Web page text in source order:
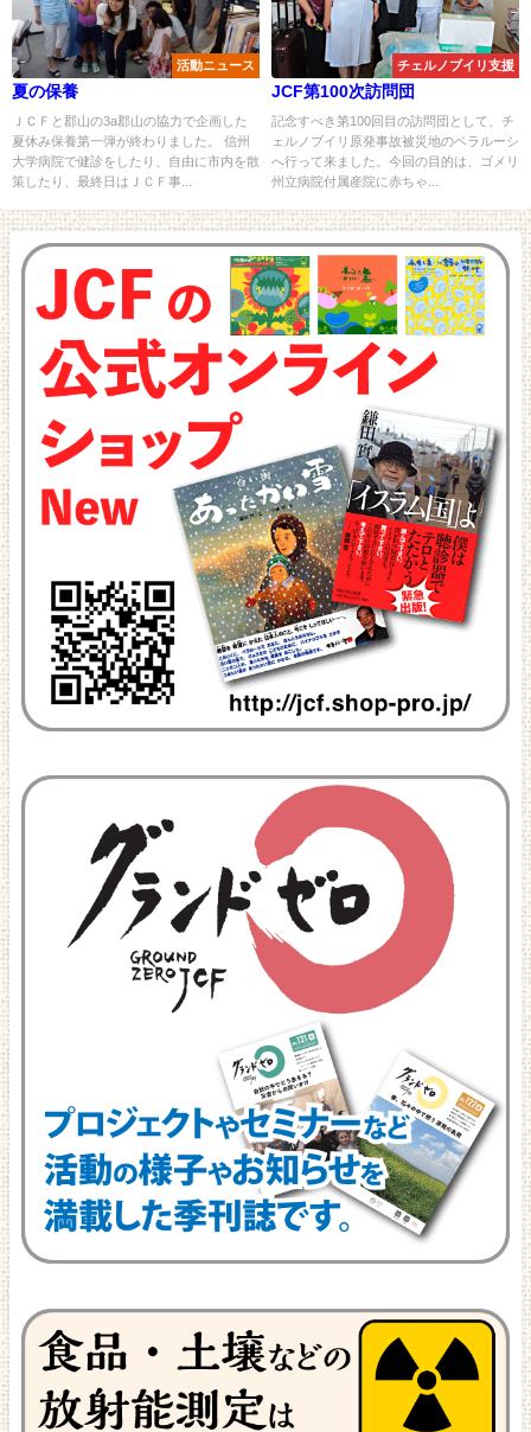
活動ニュース
夏の保養
ＪＣＦと郡山の3a郡山の協力で企画した
夏休み保養第一弾が終わりました。 信州
大学病院で健診をしたり、自由に市内を散
策したり、最終日はＪＣＦ事...
チェルノブイリ支援
JCF第100次訪問団
記念すべき第100回目の訪問団として、チ
ェルノブイリ原発事故被災地のベラルーシ
へ行って来ました。今回の目的は、ゴメリ
州立病院付属産院に赤ちゃ...